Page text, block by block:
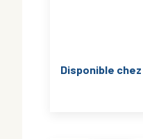
Disponible chez